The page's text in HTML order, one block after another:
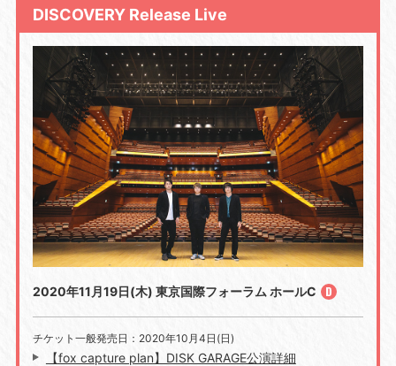
DISCOVERY Release Live
2020年11月19日(木) 東京国際フォーラム ホールC
チケット一般発売日：2020年10月4日(日)
【fox capture plan】DISK GARAGE公演詳細